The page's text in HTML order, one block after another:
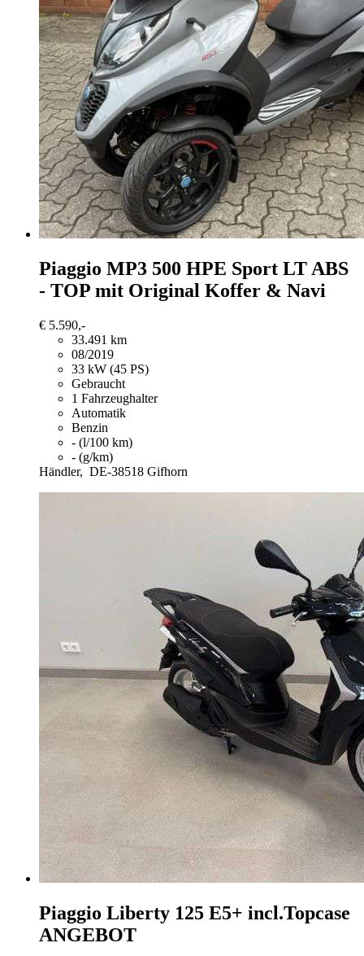
Piaggio MP3 500 HPE Sport LT ABS
- TOP mit Original Koffer & Navi
€ 5.590,-
33.491 km
08/2019
33 kW (45 PS)
Gebraucht
1 Fahrzeughalter
Automatik
Benzin
- (l/100 km)
- (g/km)
Händler, DE-38518 Gifhorn
Piaggio Liberty 125 E5+ incl.Topcase
ANGEBOT